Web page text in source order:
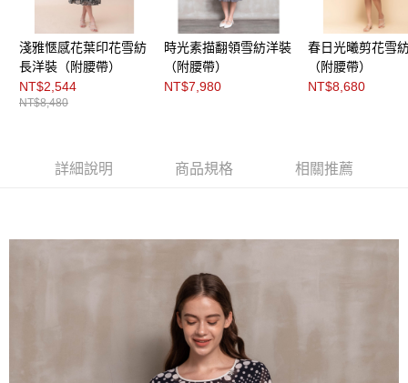
４．使用「AFTEE先享後付」時，將依據個別帳號之用戶狀況，依本公司即
時審查核予不同之上限額度；若仍有額度不足之情形，本公司將視審查結果
請求用戶進行身份認證。
５．嚴禁一人註冊多個帳號或使用他人資訊註冊。若發現惡意使用之情形，
恩沛科技股份有限公司將有權停止該用戶之使用額度並採取法律行動。
淺雅愜感花葉印花雪紡
長洋裝（附腰帶）
NT$2,544
NT$8,480
時光素描翻領雪紡洋裝
（附腰帶）
NT$7,980
春日光曦剪花雪
（附腰帶）
NT$8,680
詳細說明 商品規格 相關推薦